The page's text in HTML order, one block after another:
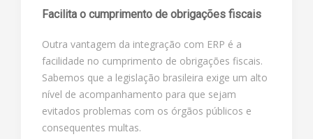
Facilita o cumprimento de obrigações fiscais
Outra vantagem da integração com ERP é a
facilidade no cumprimento de obrigações fiscais.
Sabemos que a legislação brasileira exige um alto
nível de acompanhamento para que sejam
evitados problemas com os órgãos públicos e
consequentes multas.